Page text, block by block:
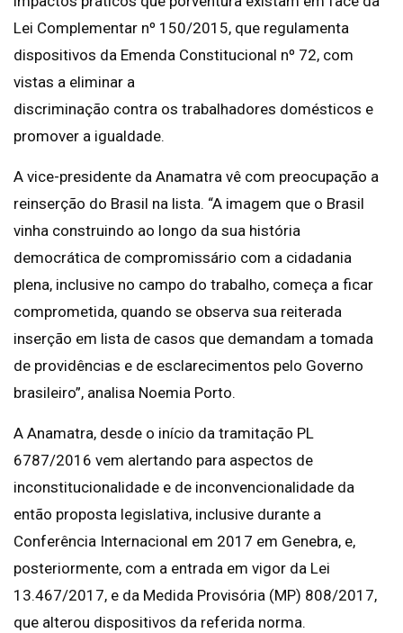
Lei Complementar nº 150/2015, que regulamenta
dispositivos da Emenda Constitucional nº 72, com
vistas a eliminar a
discriminação contra os trabalhadores domésticos e
promover a igualdade.
A vice-presidente da Anamatra vê com preocupação a
reinserção do Brasil na lista. “A imagem que o Brasil
vinha construindo ao longo da sua história
democrática de compromissário com a cidadania
plena, inclusive no campo do trabalho, começa a ficar
comprometida, quando se observa sua reiterada
inserção em lista de casos que demandam a tomada
de providências e de esclarecimentos pelo Governo
brasileiro”, analisa Noemia Porto.
A Anamatra, desde o início da tramitação PL
6787/2016 vem alertando para aspectos de
inconstitucionalidade e de inconvencionalidade da
então proposta legislativa, inclusive durante a
Conferência Internacional em 2017 em Genebra, e,
posteriormente, com a entrada em vigor da Lei
13.467/2017, e da Medida Provisória (MP) 808/2017,
que alterou dispositivos da referida norma.